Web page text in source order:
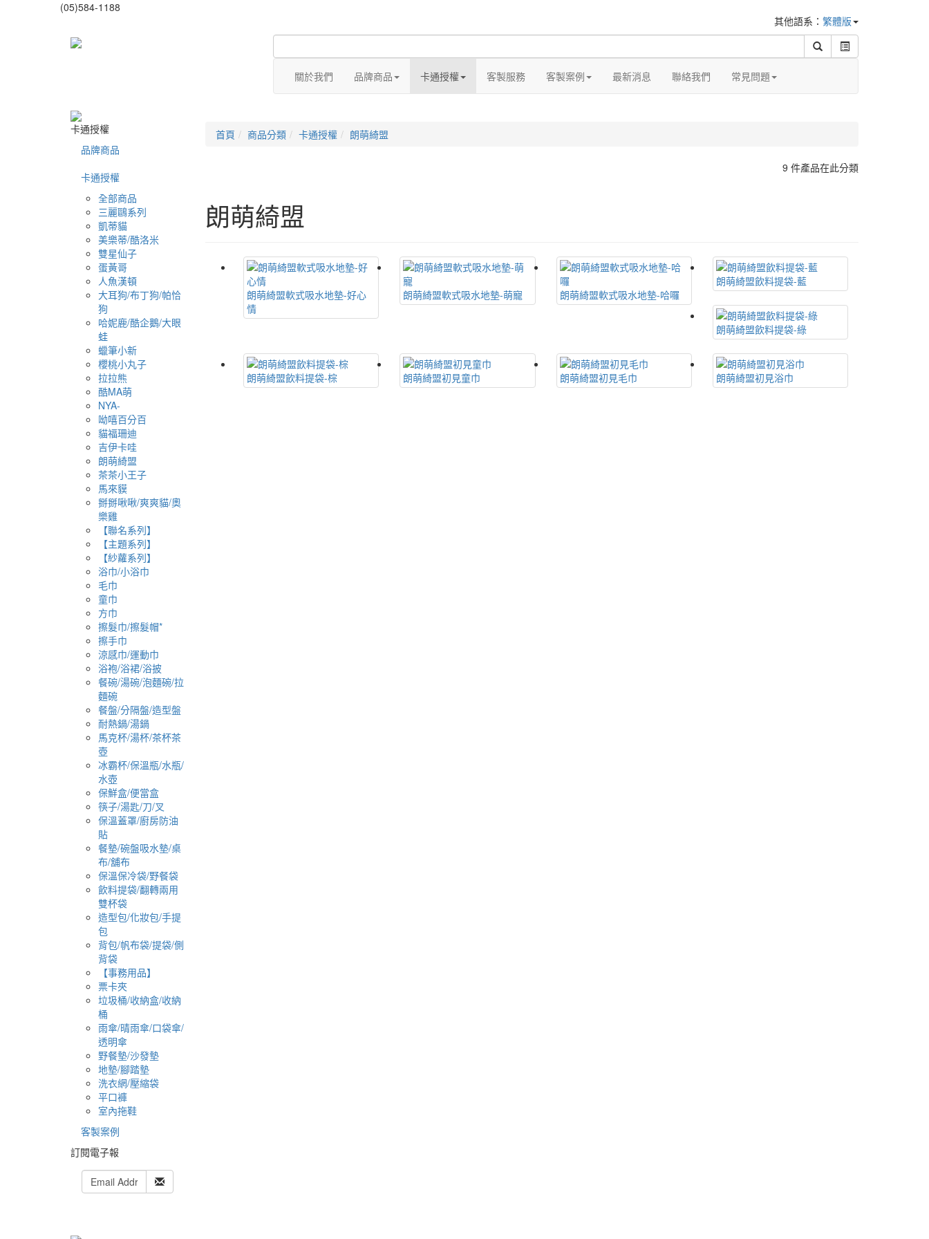
(05)584-1188
其他語系： 繁體版
關於我們 品牌商品 卡通授權 客製服務 客製案例 最新消息 聯絡我們 常見問題
卡通授權
品牌商品
卡通授權
全部商品
三麗鷗系列
凱蒂貓
美樂蒂/酷洛米
雙星仙子
蛋黃哥
人魚漢頓
大耳狗/布丁狗/帕恰
狗
哈妮鹿/酷企鵝/大眼
蛙
蠟筆小新
櫻桃小丸子
拉拉熊
酷MA萌
NYA-
呦嘻百分百
貓福珊迪
吉伊卡哇
朗萌綺盟
茶茶小王子
馬來貘
掰掰啾啾/爽爽貓/奧
樂雞
【聯名系列】
【主題系列】
【紗蘿系列】
浴巾/小浴巾
毛巾
童巾
方巾
擦髮巾/擦髮帽*
擦手巾
涼感巾/運動巾
浴袍/浴裙/浴披
餐碗/湯碗/泡麵碗/拉
麵碗
餐盤/分隔盤/造型盤
耐熱鍋/湯鍋
馬克杯/湯杯/茶杯茶
壺
冰霸杯/保溫瓶/水瓶/
水壺
保鮮盒/便當盒
筷子/湯匙/刀/叉
保溫蓋罩/廚房防油
貼
餐墊/碗盤吸水墊/桌
布/舖布
保溫保冷袋/野餐袋
飲料提袋/翻轉兩用
雙杯袋
造型包/化妝包/手提
包
背包/帆布袋/提袋/側
背袋
【事務用品】
票卡夾
垃圾桶/收納盒/收納
桶
雨傘/晴雨傘/口袋傘/
透明傘
野餐墊/沙發墊
地墊/腳踏墊
洗衣網/壓縮袋
平口褲
室內拖鞋
客製案例
訂閱電子報
首頁 商品分類 卡通授權 朗萌綺盟
9 件產品在此分類
朗萌綺盟
朗萌綺盟軟式吸水地墊-好心
情
朗萌綺盟軟式吸水地墊-萌寵 朗萌綺盟軟式吸水地墊-哈囉
朗萌綺盟飲料提袋-藍
朗萌綺盟飲料提袋-綠
朗萌綺盟飲料提袋-棕 朗萌綺盟初見童巾 朗萌綺盟初見毛巾 朗萌綺盟初見浴巾